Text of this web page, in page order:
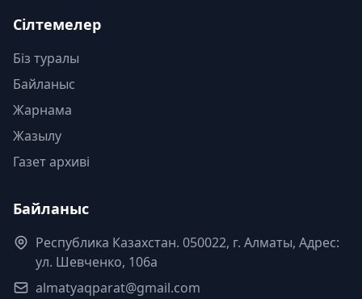
Сілтемелер
Біз туралы
Байланыс
Жарнама
Жазылу
Газет архиві
Байланыс
Республика Казахстан. 050022, г. Алматы, Адрес:
ул. Шевченко, 106а
almatyaqparat@gmail.com